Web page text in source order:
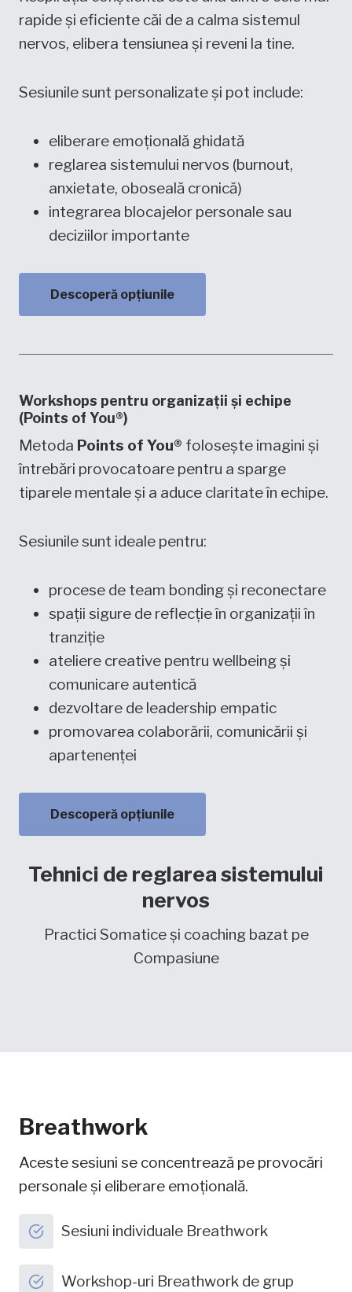
rapide și eficiente căi de a calma sistemul
nervos, elibera tensiunea și reveni la tine.
Sesiunile sunt personalizate și pot include:
eliberare emoțională ghidată
reglarea sistemului nervos (burnout,
anxietate, oboseală cronică)
integrarea blocajelor personale sau
deciziilor importante
Descoperă opțiunile
Workshops pentru organizații și echipe
(Points of You®)
Metoda Points of You® folosește imagini și
întrebări provocatoare pentru a sparge
tiparele mentale și a aduce claritate în echipe.
Sesiunile sunt ideale pentru:
procese de team bonding și reconectare
spații sigure de reflecție în organizații în
tranziție
ateliere creative pentru wellbeing și
comunicare autentică
dezvoltare de leadership empatic
promovarea colaborării, comunicării și
apartenenței
Descoperă opțiunile
Tehnici de reglarea sistemului
nervos
Practici Somatice și coaching bazat pe
Compasiune
Breathwork
Aceste sesiuni se concentrează pe provocări
personale și eliberare emoțională.
Sesiuni individuale Breathwork
Workshop-uri Breathwork de grup